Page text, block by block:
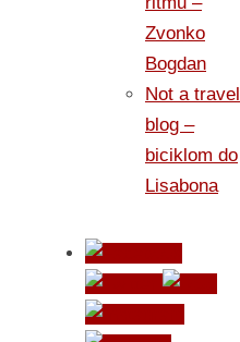
Zvonko
Bogdan
Not a travel
blog –
biciklom do
Lisabona